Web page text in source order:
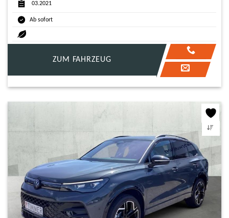
03.2021
Ab sofort
ZUM FAHRZEUG